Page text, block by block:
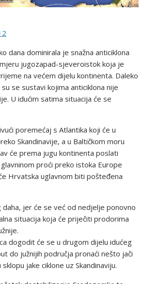
dana dominirala je snažna anticiklona
jugozapad-sjeveroistok koja je
na većem dijelu kontinenta. Daleko
se sustavi kojima anticiklona nije
U idućim satima situacija će se
poremećaj s Atlantika koji će u
Skandinavije, a u Baltičkom moru
će prema jugu kontinenta poslati
proći preko istoka Europe
Hrvatska uglavnom biti pošteđena
jer će se već od nedjelje ponovno
situacija koja će priječiti prodorima
dogodit će se u drugom dijelu idućeg
do južnijih područja pronaći nešto jači
jake ciklone uz Skandinaviju.